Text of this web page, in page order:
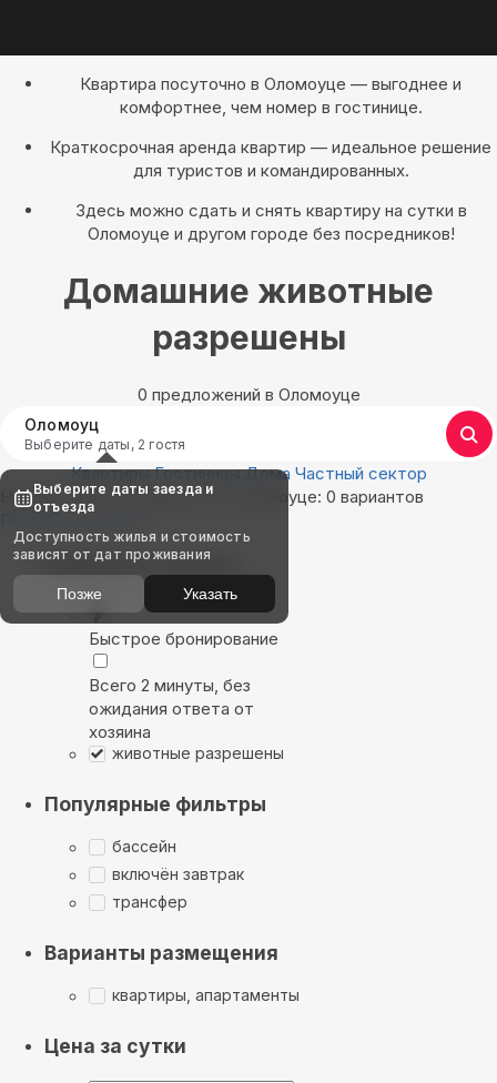
Квартира посуточно в Оломоуце — выгоднее и
комфортнее, чем номер в гостинице.
Краткосрочная аренда квартир — идеальное решение
для туристов и командированных.
Здесь можно сдать и снять квартиру на сутки в
Оломоуце и другом городе без посредников!
Домашние животные
разрешены
0 предложений в Оломоуце
Оломоуц
Выберите даты, 2 гостя
Квартиры Гостиницы Дома Частный сектор
Найдём, где остановиться в Оломоуце: 0 вариантов
Показать на карте
Выбирайте лучшее
Быстрое бронирование
Всего 2 минуты, без
ожидания ответа от
хозяина
животные разрешены
Популярные фильтры
бассейн
включён завтрак
трансфер
Варианты размещения
квартиры, апартаменты
Цена за сутки
Выберите даты заезда и
отъезда
Доступность жилья и стоимость
зависят от дат проживания
Позже Указать